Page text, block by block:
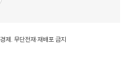
. 무단전재·재배포 금지